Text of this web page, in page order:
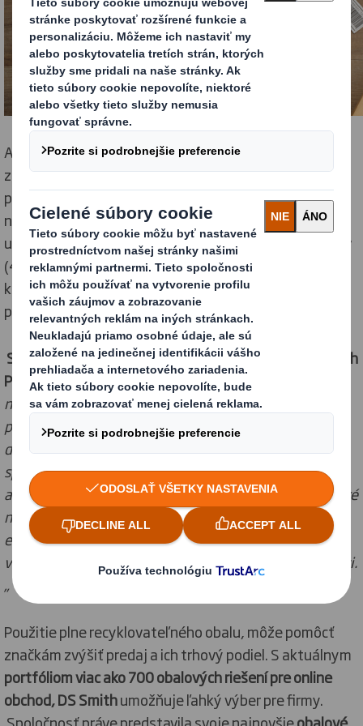
Aby firmy vedeli reagovať na túto príležitosť musia
zohľadniť aj neustále sa meniace spotrebiteľské
požiadavky. Takmer tretina Európanov prestalo
nakupovať niektoré značky, lebo nepoužívali
udržateľné obalové riešenia. Skoro polovica Európanov
(46%) chce používať namiesto plastových obalov viac
kartónových alebo papierových obalov a 58% by
preferovalo celkovo menej baliaceho materiálu.
Stefano Rossi, generálny riaditeľ spoločnosti DS Smith
Packaging uviedol:“Keďže sa dramaticky mení spôsob
nášho nakupovania, je nevyhnutné, aby sme pri
podporovaní našich nových návykov, mysleli aj na
dopad na životné prostredie. Je zrejmé, že firmy aj
spotrebitelia sa čoraz viac zameriavajú na udržateľné
alternatívy. Náš tím expertov a dizajnérov vytvára také
nové obalové riešenia, ktoré prinášajú aj
environmentálne aj obchodné výhody, a to aj
v oblastiach: módy, elektroniky a osobnej starostlivosti.
„
Použitie plne recyklovateľného obalu, môže pomôcť
značkám zvýšiť predaj a ich trhový podiel. S aktuálnym
portfóliom viac ako 700 obalových riešení pre online
obchod, DS Smithumožňuje ľahký výber pre firmy.